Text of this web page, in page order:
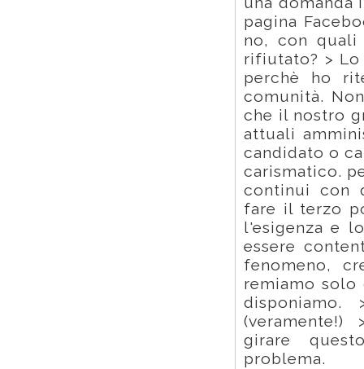
pagina
no, con quali
rifiutato? >
perchè ho
comunità.
che il nostro
attuali
candidato o
carismatico.
continui con
fare il terzo
l'esigenza e
essere
fenomeno,
remiamo
(veramente!)
girare
problema.